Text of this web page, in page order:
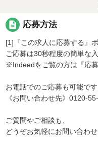
description 応募方法
[1]『この求人に応募する』
ご応募は30秒程度の簡単な
※Indeedをご覧の方は『応
お電話でのご応募も可能です
《お問い合わせ先》0120-
ご質問やご相談も、
どうぞお気軽にお問い合わせ